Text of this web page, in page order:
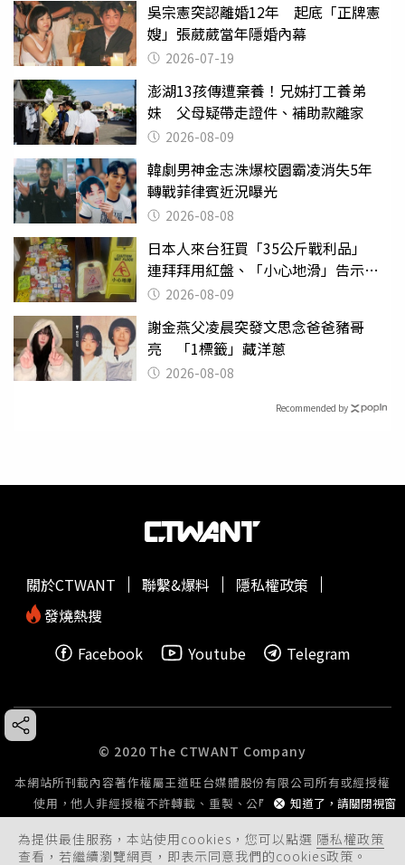
吳宗憲突認離婚12年 起底「正牌憲
嫂」張葳葳當年隱婚內幕
2026-07-19
澎湖13孩傳遭棄養！兄姊打工養弟
妹 父母疑帶走證件、補助款離家
2026-08-09
韓劇男神金志洙爆校園霸凌消失5年
轉戰菲律賓近況曝光
2026-08-08
日本人來台狂買「35公斤戰利品」
連拜拜用紅盤、「小心地滑」告示牌
也帶回家
2026-08-09
謝金燕父凌晨突發文思念爸爸豬哥
亮 「1標籤」藏洋蔥
2026-08-08
Recommended by
為提供最佳服務，本站使用cookies，您可以點選 隱私權政策
查看，若繼續瀏覽網頁，即表示同意我們的cookies政策。
知道了，請關閉視窗
關於CTWANT 聯繫&爆料
隱私權政策
發燒熱搜
Facebook
Youtube Telegram
© 2020 The CTWANT Company
本網站所刊載內容著作權屬王道旺台媒體股份有限公司所有或經授權
使用，他人非經授權不許轉載、重製、公開播送或公開傳輸。